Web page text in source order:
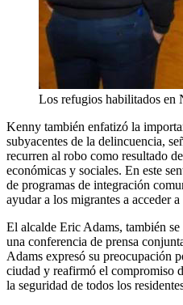
Los refugios habilitados en
Kenny también enfatizó la
subyacentes de la delincuencia,
recurren al robo como resultado
económicas y sociales. En este
de programas de integración
ayudar a los migrantes a acceder
El alcalde Eric Adams, también
una conferencia de prensa
Adams expresó su preocupación
ciudad y reafirmó el compromiso
la seguridad de todos los